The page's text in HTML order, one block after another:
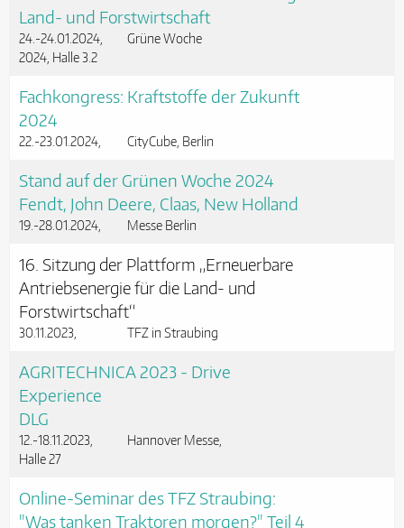
Land- und Forstwirtschaft
24.-24.01.2024
Grüne Woche
2024, Halle 3.2
Fachkongress: Kraftstoffe der Zukunft
2024
22.-23.01.2024 CityCube, Berlin
Stand auf der Grünen Woche 2024
Fendt, John Deere, Claas, New Holland
19.-28.01.2024 Messe Berlin
16. Sitzung der Plattform „Erneuerbare
Antriebsenergie für die Land- und
Forstwirtschaft“
30.11.2023 TFZ in Straubing
AGRITECHNICA 2023 - Drive
Experience
DLG
12.-18.11.2023
Hannover Messe,
Halle 27
Online-Seminar des TFZ Straubing:
"Was tanken Traktoren morgen?" Teil 4